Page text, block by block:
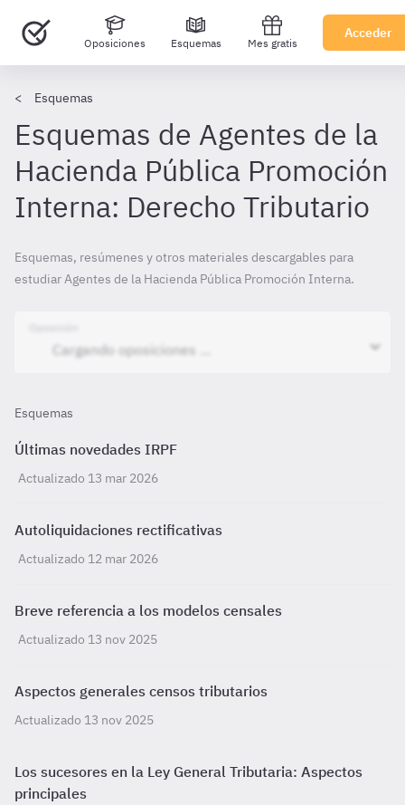
Oposiciones Esquemas Mes gratis
Acceder
Esquemas
Esquemas de Agentes de la
Hacienda Pública Promoción
Interna: Derecho Tributario
Esquemas, resúmenes y otros materiales descargables para
estudiar Agentes de la Hacienda Pública Promoción Interna.
Esquemas
Últimas novedades IRPF
Actualizado 13 mar 2026
Autoliquidaciones rectificativas
Actualizado 12 mar 2026
Breve referencia a los modelos censales
Actualizado 13 nov 2025
Aspectos generales censos tributarios
Actualizado 13 nov 2025
Los sucesores en la Ley General Tributaria: Aspectos
principales